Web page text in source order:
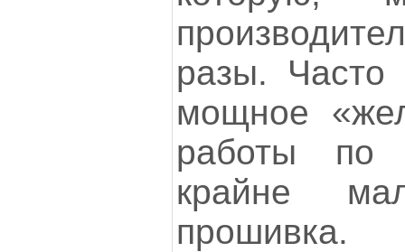
разы. Часто
мощное
работы по
крайне
прошивка.